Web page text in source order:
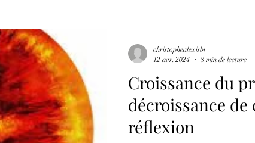
La théorie du complot pour les nuls
Logos Science et religion Arithmancie pour
et éducation Science, politique, religion et art
Croissance du
décroissance de
réflexion
christophealexisbi
12 avr. 2024
8 min de lecture